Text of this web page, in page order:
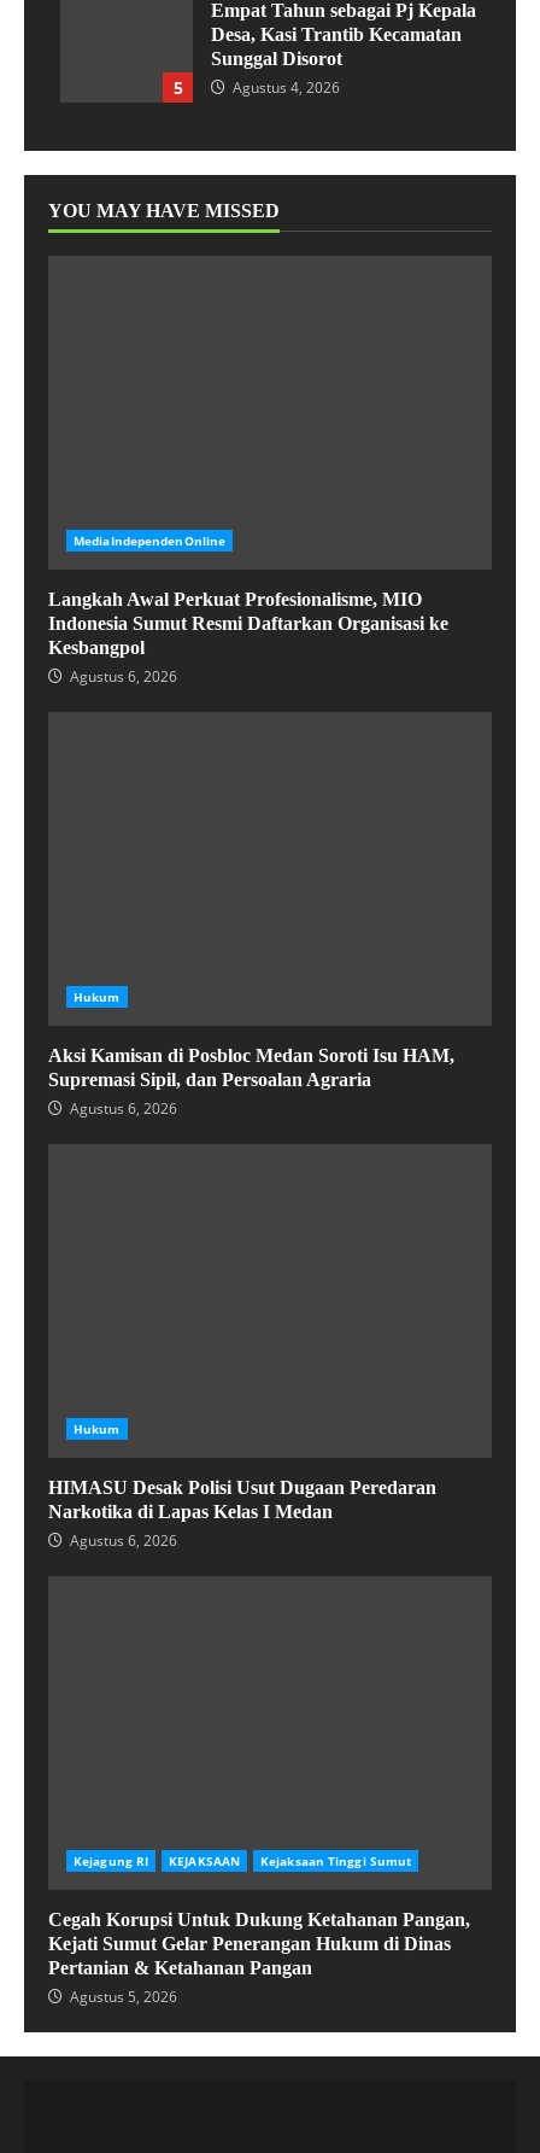
5
Empat Tahun sebagai Pj Kepala
Desa, Kasi Trantib Kecamatan
Sunggal Disorot
Agustus 4, 2026
YOU MAY HAVE MISSED
MediaIndependenOnline
Langkah Awal Perkuat Profesionalisme, MIO
Indonesia Sumut Resmi Daftarkan Organisasi ke
Kesbangpol
Agustus 6, 2026
Hukum
Aksi Kamisan di Posbloc Medan Soroti Isu HAM,
Supremasi Sipil, dan Persoalan Agraria
Agustus 6, 2026
Hukum
HIMASU Desak Polisi Usut Dugaan Peredaran
Narkotika di Lapas Kelas I Medan
Agustus 6, 2026
Kejagung RI KEJAKSAAN Kejaksaan Tinggi Sumut
Cegah Korupsi Untuk Dukung Ketahanan Pangan,
Kejati Sumut Gelar Penerangan Hukum di Dinas
Pertanian & Ketahanan Pangan
Agustus 5, 2026